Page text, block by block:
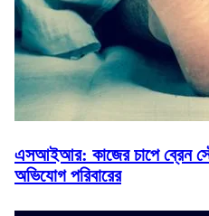
এসআইআর: কাজের চাপে ব্রেন
অভিযোগ পরিবারের